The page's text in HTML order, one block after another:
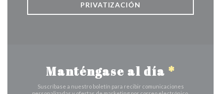
PRIVATIZACIÓN
Manténgase al día *
Suscríbase a nuestro boletín para recibir comunicaciones